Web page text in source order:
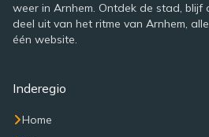
weer in Arnhem. Ontdek de stad,
deel uit van het ritme van Arnhem,
één website.
Inderegio
Home